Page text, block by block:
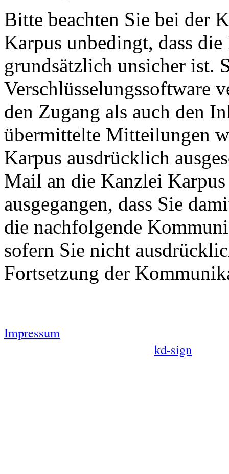
Bitte beachten Sie bei der
Karpus unbedingt, dass
grundsätzlich unsicher ist.
Verschlüsselungssoftware
den Zugang als auch den
übermittelte Mitteilungen
Karpus ausdrücklich
Mail an die Kanzlei
ausgegangen, dass Sie
die nachfolgende
sofern Sie nicht
Fortsetzung der
Impressum
kd-sign